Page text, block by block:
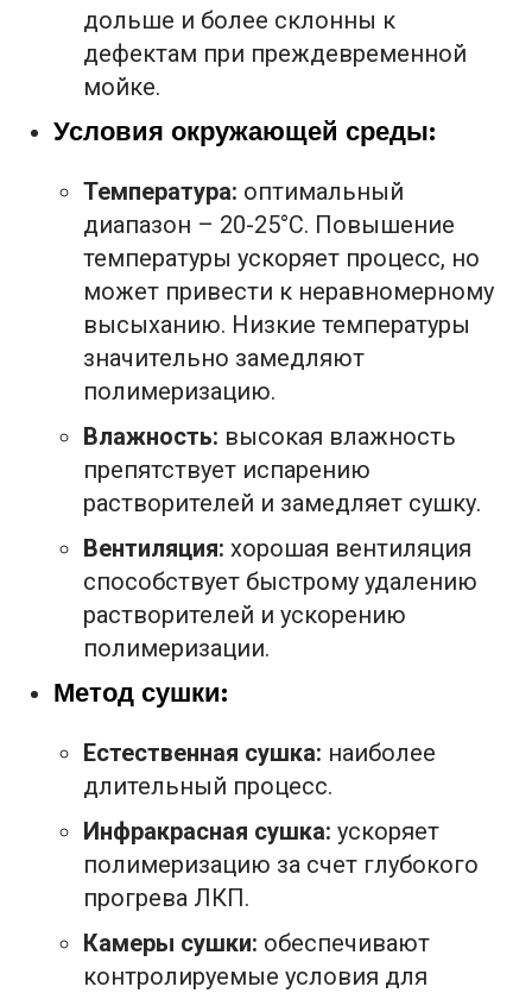
дольше и более склонны к
дефектам при преждевременной
мойке.
Условия окружающей среды:
Температура: оптимальный
диапазон – 20-25°C. Повышение
температуры ускоряет процесс, но
может привести к неравномерному
высыханию. Низкие температуры
значительно замедляют
полимеризацию.
Влажность: высокая влажность
препятствует испарению
растворителей и замедляет сушку.
Вентиляция: хорошая вентиляция
способствует быстрому удалению
растворителей и ускорению
полимеризации.
Метод сушки:
Естественная сушка: наиболее
длительный процесс.
Инфракрасная сушка: ускоряет
полимеризацию за счет глубокого
прогрева ЛКП.
Камеры сушки: обеспечивают
контролируемые условия для